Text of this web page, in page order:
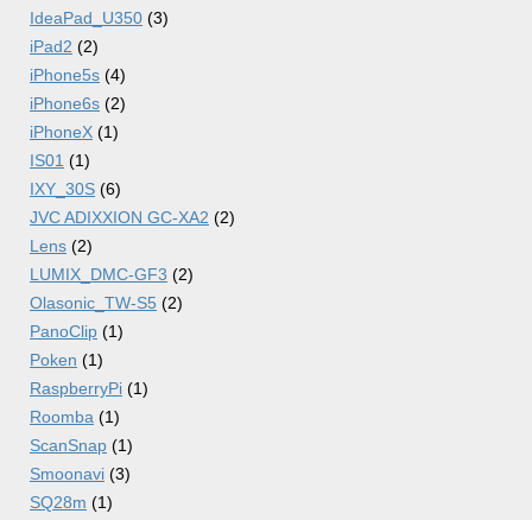
IdeaPad_U350 (3)
iPad2 (2)
iPhone5s (4)
iPhone6s (2)
iPhoneX (1)
IS01 (1)
IXY_30S (6)
JVC ADIXXION GC-XA2 (2)
Lens (2)
LUMIX_DMC-GF3 (2)
Olasonic_TW-S5 (2)
PanoClip (1)
Poken (1)
RaspberryPi (1)
Roomba (1)
ScanSnap (1)
Smoonavi (3)
SQ28m (1)